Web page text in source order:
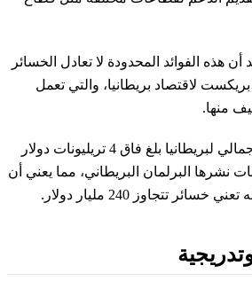
أن هذه الفوائد المحدودة لا تعادل الخسائر
لاقتصاد بريطانيا، والتي تعمل
منها.
يذكر أن الناتج المحلي الإجمالي لبريطانيا بلغ فاق 4 تريليونات دولار
بيانات نشرها البرلمان البريطاني، مما يعني أن